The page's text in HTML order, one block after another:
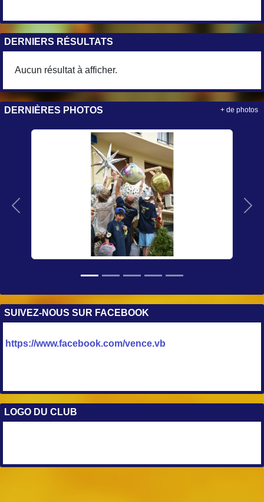
DERNIERS RÉSULTATS
Aucun résultat à afficher.
DERNIÈRES PHOTOS
Précedent
+ de photos
SUIVEZ-NOUS SUR FACEBOOK
https://www.facebook.com/vence.vb
LOGO DU CLUB